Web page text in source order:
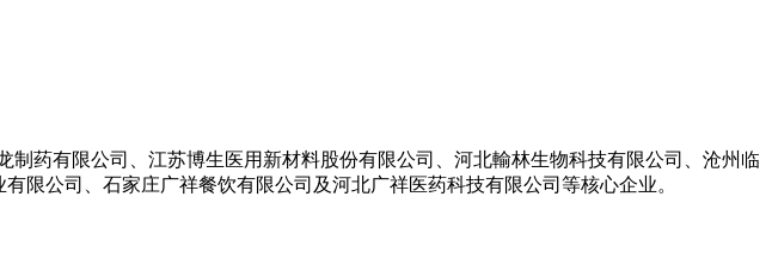
药有限公司、江苏博生医用新材料股份有限公司、河北輸林生物科技有限公司、沧州临
限公司、石家庄广祥餐饮有限公司及河北广祥医药科技有限公司等核心企业。